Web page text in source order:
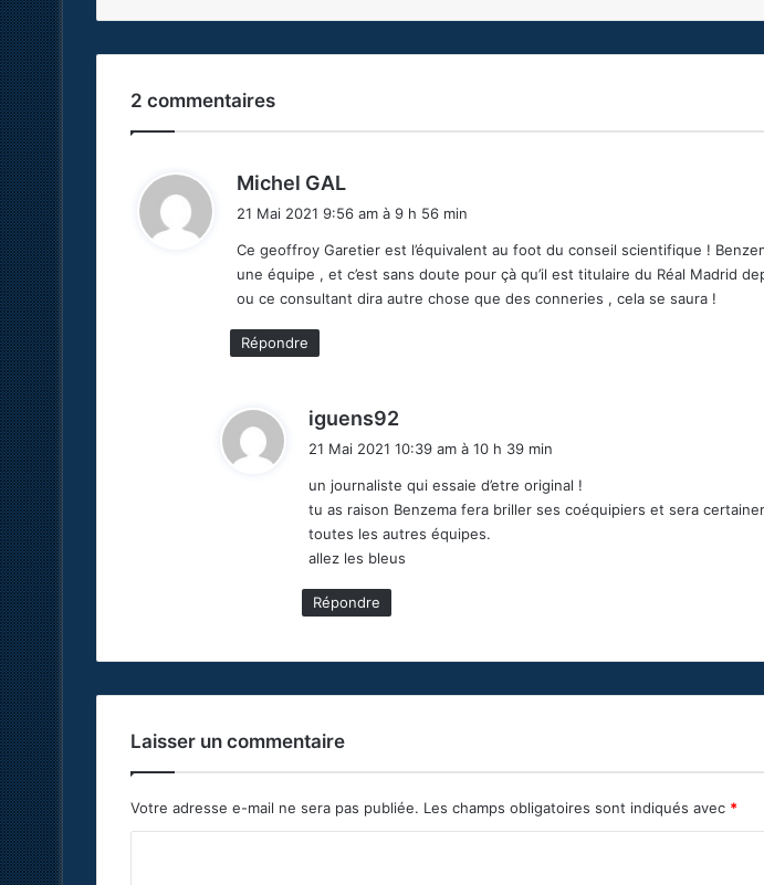
2 commentaires
Michel GAL
:
21 Mai 2021 9:56 am à 9 h 56 min
Ce geoffroy Garetier est l’équivalent au foot du conseil scientifique !
une équipe , et c’est sans doute pour çà qu’il est titulaire du Réal Madrid
ou ce consultant dira autre chose que des conneries , cela se saura !
Répondre
iguens92
:
21 Mai 2021 10:39 am à 10 h 39 min
un journaliste qui essaie d’etre original !
tu as raison Benzema fera briller ses coéquipiers et sera
toutes les autres équipes.
allez les bleus
Répondre
Laisser un commentaire
Votre adresse e-mail ne sera pas publiée. Les champs obligatoires sont indiqués avec *